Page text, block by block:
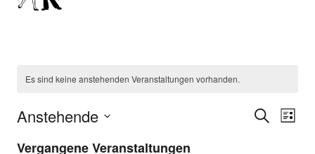
Es sind keine anstehenden Veranstaltungen vorhanden.
SucheListe
Anstehende
Vergangene Veranstaltungen